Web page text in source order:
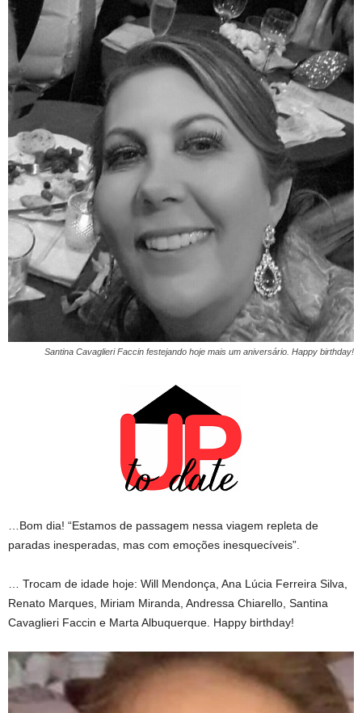
Santina Cavaglieri Faccin festejando hoje mais um aniversário. Happy birthday!
…Bom dia! “Estamos de passagem nessa viagem repleta de
paradas inesperadas, mas com emoções inesquecíveis”.
… Trocam de idade hoje: Will Mendonça, Ana Lúcia Ferreira Silva,
Renato Marques, Miriam Miranda, Andressa Chiarello, Santina
Cavaglieri Faccin e Marta Albuquerque. Happy birthday!